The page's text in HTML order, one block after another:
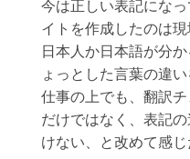
今は正しい表記にな
イトを作成したのは
日本人か日本語が分
ょっとした言葉の違
仕事の上でも、翻訳
だけではなく、表記
けない、と改めて感じ